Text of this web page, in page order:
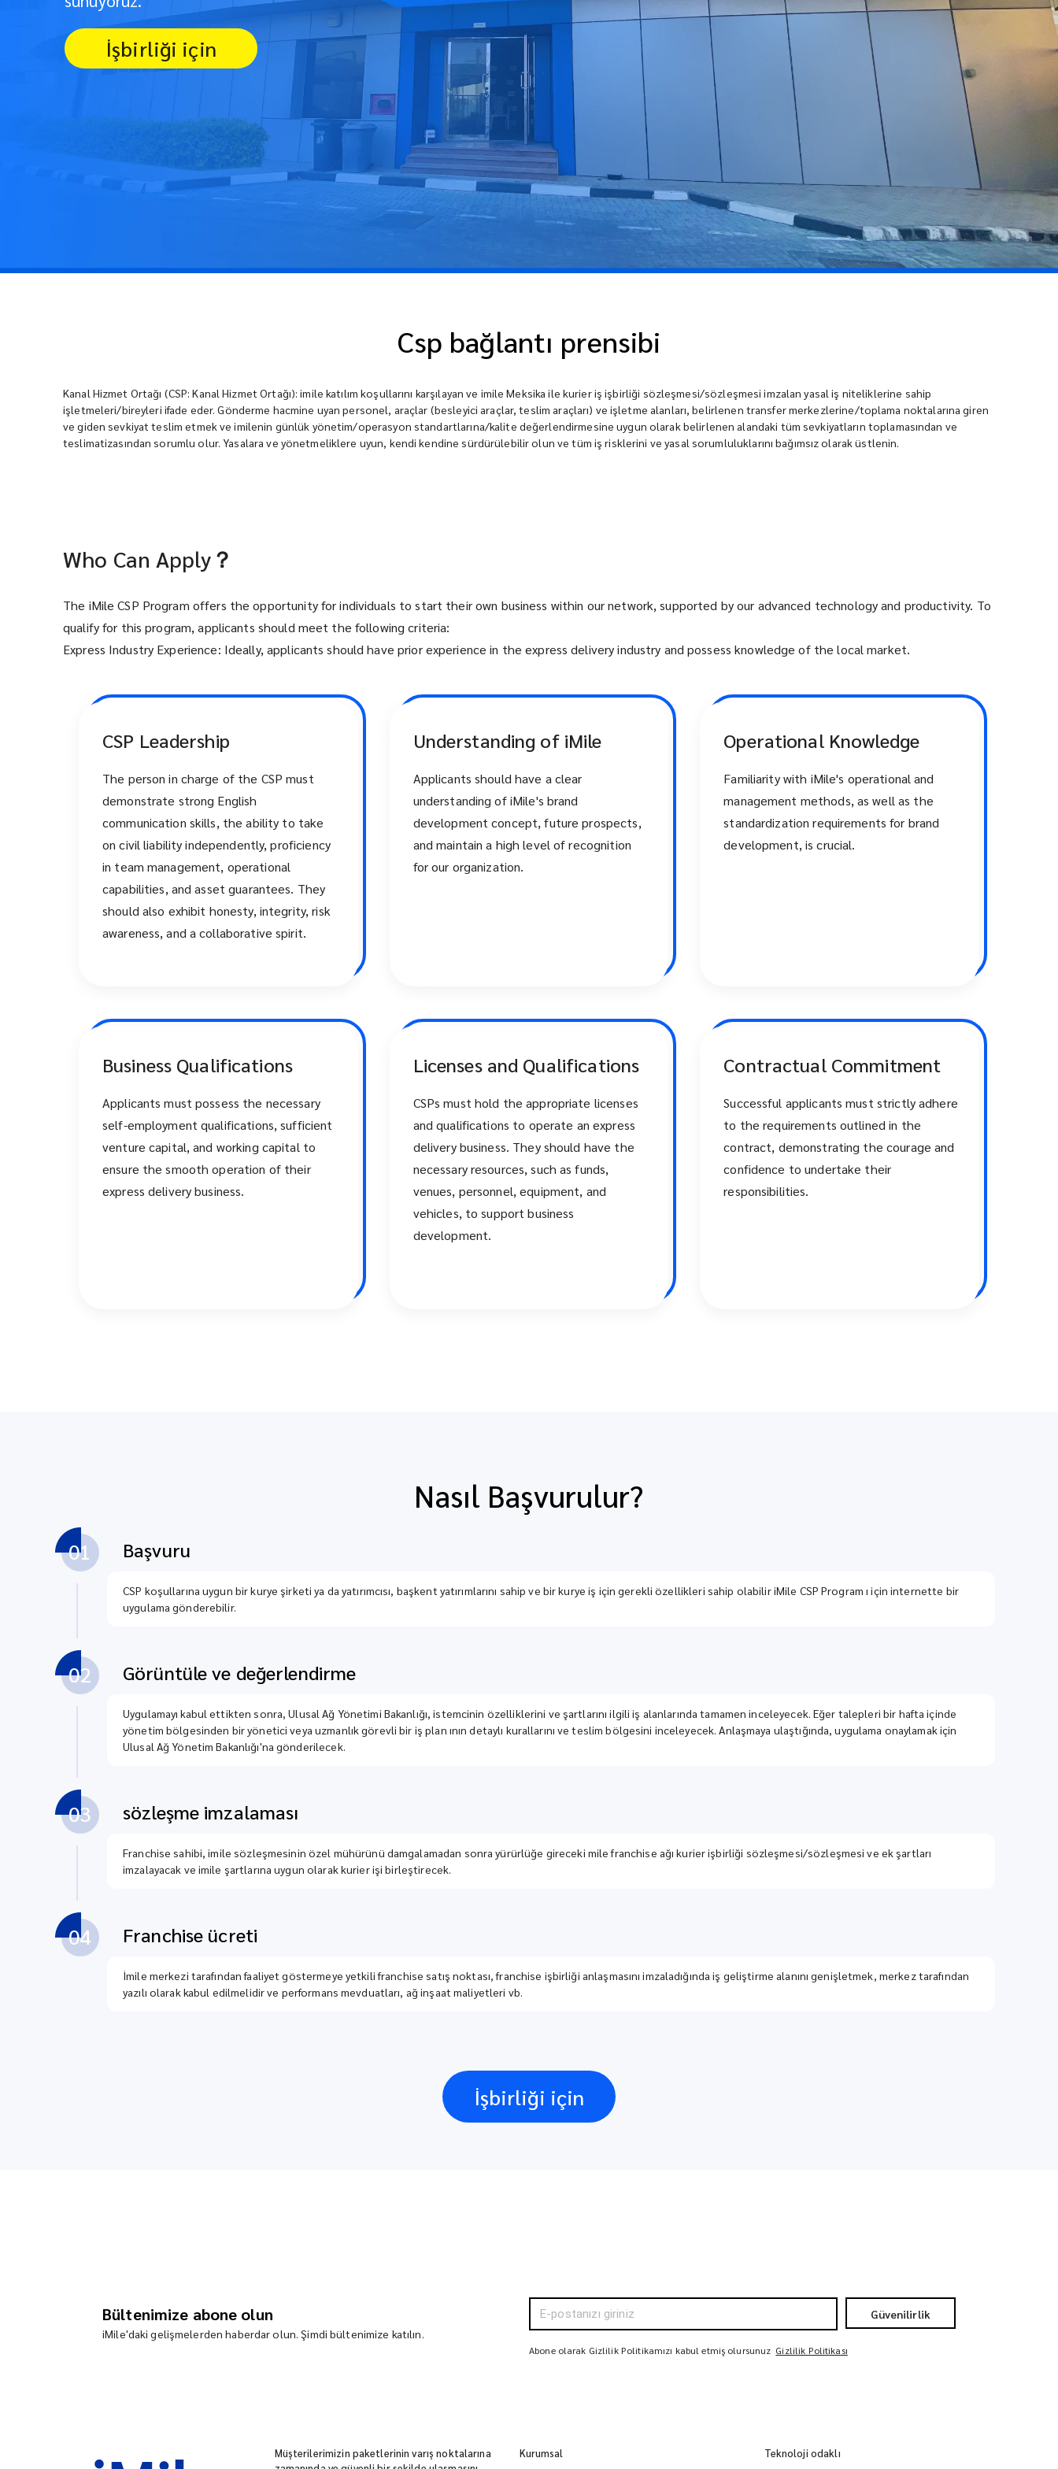
İşbirliği için
Csp bağlantı prensibi
Kanal Hizmet Ortağı (CSP: Kanal Hizmet Ortağı): imile katılım koşullarını karşılayan ve imile Meksika ile kurier iş işbirliği sözleşmesi/sözleşmesi imzalan yasal iş niteliklerine sahip
işletmeleri/bireyleri ifade eder. Gönderme hacmine uyan personel, araçlar (besleyici araçlar, teslim araçları) ve işletme alanları, belirlenen transfer merkezlerine/toplama noktalarına giren
ve giden sevkiyat teslim etmek ve imilenin günlük yönetim/operasyon standartlarına/kalite değerlendirmesine uygun olarak belirlenen alandaki tüm sevkiyatların toplamasından ve
teslimatizasından sorumlu olur. Yasalara ve yönetmeliklere uyun, kendi kendine sürdürülebilir olun ve tüm iş risklerini ve yasal sorumluluklarını bağımsız olarak üstlenin.
Who Can Apply？
The iMile CSP Program offers the opportunity for individuals to start their own business within our network, supported by our advanced technology and productivity. To
qualify for this program, applicants should meet the following criteria:
Express Industry Experience: Ideally, applicants should have prior experience in the express delivery industry and possess knowledge of the local market.
CSP Leadership
The person in charge of the CSP must
demonstrate strong English
communication skills, the ability to take
on civil liability independently, proficiency
in team management, operational
capabilities, and asset guarantees. They
should also exhibit honesty, integrity, risk
awareness, and a collaborative spirit.
Understanding of iMile
Applicants should have a clear
understanding of iMile's brand
development concept, future prospects,
and maintain a high level of recognition
for our organization.
Operational Knowledge
Familiarity with iMile's operational and
management methods, as well as the
standardization requirements for brand
development, is crucial.
Business Qualifications
Applicants must possess the necessary
self-employment qualifications, sufficient
venture capital, and working capital to
ensure the smooth operation of their
express delivery business.
Licenses and Qualifications
CSPs must hold the appropriate licenses
and qualifications to operate an express
delivery business. They should have the
necessary resources, such as funds,
venues, personnel, equipment, and
vehicles, to support business
development.
Contractual Commitment
Successful applicants must strictly adhere
to the requirements outlined in the
contract, demonstrating the courage and
confidence to undertake their
responsibilities.
Nasıl Başvurulur?
01 Başvuru
CSP koşullarına uygun bir kurye şirketi ya da yatırımcısı, başkent yatırımlarını sahip ve bir kurye iş için gerekli özellikleri sahip olabilir iMile CSP Program ı için internette bir
uygulama gönderebilir.
02 Görüntüle ve değerlendirme
Uygulamayı kabul ettikten sonra, Ulusal Ağ Yönetimi Bakanlığı, istemcinin özelliklerini ve şartlarını ilgili iş alanlarında tamamen inceleyecek. Eğer talepleri bir hafta içinde
yönetim bölgesinden bir yönetici veya uzmanlık görevli bir iş plan ının detaylı kurallarını ve teslim bölgesini inceleyecek. Anlaşmaya ulaştığında, uygulama onaylamak için
Ulusal Ağ Yönetim Bakanlığı'na gönderilecek.
03 sözleşme imzalaması
Franchise sahibi, imile sözleşmesinin özel mühürünü damgalamadan sonra yürürlüğe gireceki mile franchise ağı kurier işbirliği sözleşmesi/sözleşmesi ve ek şartları
imzalayacak ve imile şartlarına uygun olarak kurier işi birleştirecek.
04 Franchise ücreti
İmile merkezi tarafından faaliyet göstermeye yetkili franchise satış noktası, franchise işbirliği anlaşmasını imzaladığında iş geliştirme alanını genişletmek, merkez tarafından
yazılı olarak kabul edilmelidir ve performans mevduatları, ağ inşaat maliyetleri vb.
İşbirliği için
Bültenimize abone olun
iMile'daki gelişmelerden haberdar olun. Şimdi bültenimize katılın.
Güvenilirlik
Abone olarak Gizlilik Politikamızı kabul etmiş olursunuz Gizlilik Politikası
Müşterilerimizin paketlerinin varış noktalarına
Kurumsal Teknoloji odaklı